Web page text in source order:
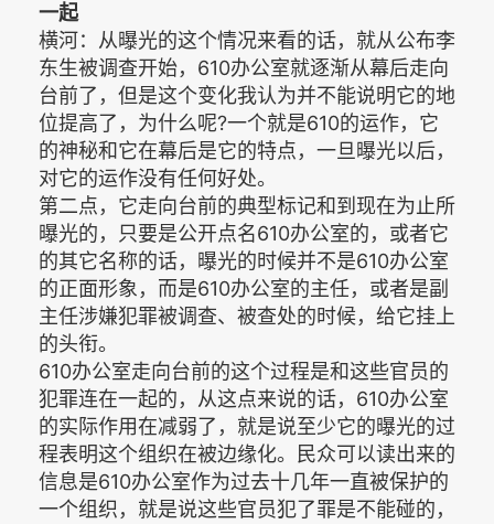
一起
横河：从曝光的这个情况来看的话，就从公布李
东生被调查开始，610办公室就逐渐从幕后走向
台前了，但是这个变化我认为并不能说明它的地
位提高了，为什么呢?一个就是610的运作，它
的神秘和它在幕后是它的特点，一旦曝光以后，
对它的运作没有任何好处。
第二点，它走向台前的典型标记和到现在为止所
曝光的，只要是公开点名610办公室的，或者它
的其它名称的话，曝光的时候并不是610办公室
的正面形象，而是610办公室的主任，或者是副
主任涉嫌犯罪被调查、被查处的时候，给它挂上
的头衔。
610办公室走向台前的这个过程是和这些官员的
犯罪连在一起的，从这点来说的话，610办公室
的实际作用在减弱了，就是说至少它的曝光的过
程表明这个组织在被边缘化。民众可以读出来的
信息是610办公室作为过去十几年一直被保护的
一个组织，就是说这些官员犯了罪是不能碰的，